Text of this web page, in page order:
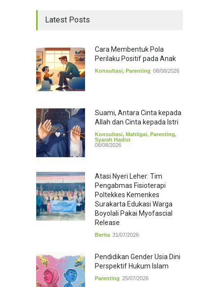
Latest Posts
Cara Membentuk Pola
Perilaku Positif pada Anak
Konsultasi, Parenting 08/08/2026
Suami, Antara Cinta kepada
Allah dan Cinta kepada Istri
Konsultasi, Mahligai, Parenting,
Syarah Hadist
08/08/2026
Atasi Nyeri Leher: Tim
Pengabmas Fisioterapi
Poltekkes Kemenkes
Surakarta Edukasi Warga
Boyolali Pakai Myofascial
Release
Berita 31/07/2026
Pendidikan Gender Usia Dini
Perspektif Hukum Islam
Parenting 25/07/2026